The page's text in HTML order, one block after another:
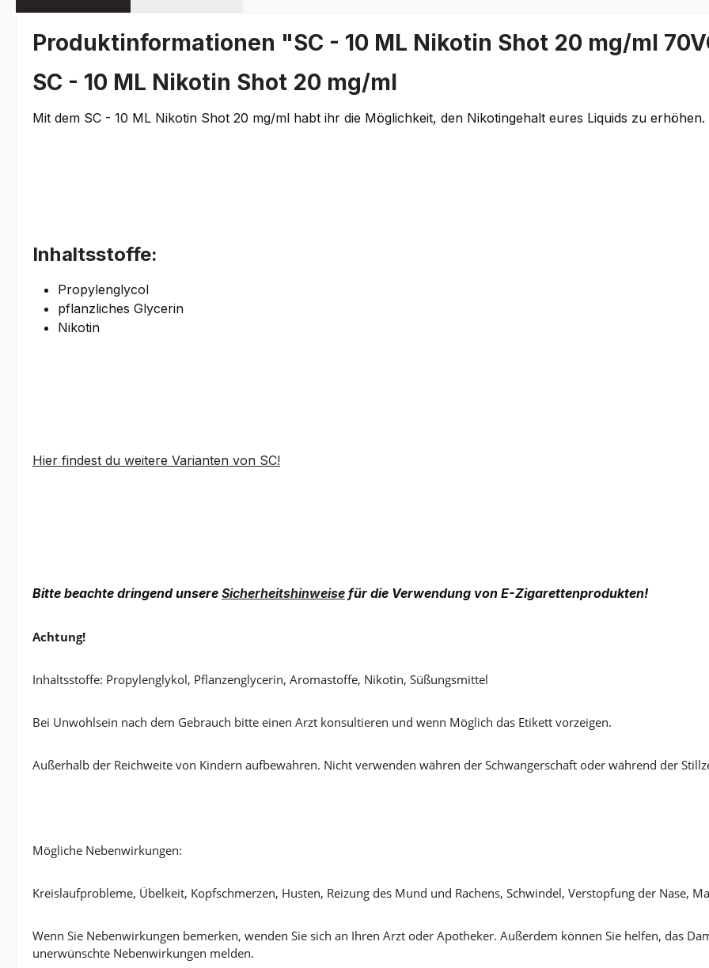
Produktinformationen "SC - 10 ML Nikotin Shot 20 mg/ml
SC - 10 ML Nikotin Shot 20 mg/ml
Mit dem SC - 10 ML Nikotin Shot 20 mg/ml habt ihr die Möglichkeit, den Nikotingehalt eures Liquids zu
Inhaltsstoffe:
Propylenglycol
pflanzliches Glycerin
Nikotin
Hier findest du weitere Varianten von SC!
Bitte beachte dringend unsere Sicherheitshinweise für die Verwendung von E-Zigarettenprodukten!
Achtung!
Inhaltsstoffe: Propylenglykol, Pflanzenglycerin, Aromastoffe, Nikotin, Süßungsmittel
Bei Unwohlsein nach dem Gebrauch bitte einen Arzt konsultieren und wenn Möglich das Etikett vorzeigen.
Außerhalb der Reichweite von Kindern aufbewahren. Nicht verwenden währen der Schwangerschaft oder während der
Mögliche Nebenwirkungen:
Kreislaufprobleme, Übelkeit, Kopfschmerzen, Husten, Reizung des Mund und Rachens, Schwindel, Verstopfung der Nase,
Wenn Sie Nebenwirkungen bemerken, wenden Sie sich an Ihren Arzt oder Apotheker. Außerdem können Sie helfen, das
unerwünschte Nebenwirkungen melden.